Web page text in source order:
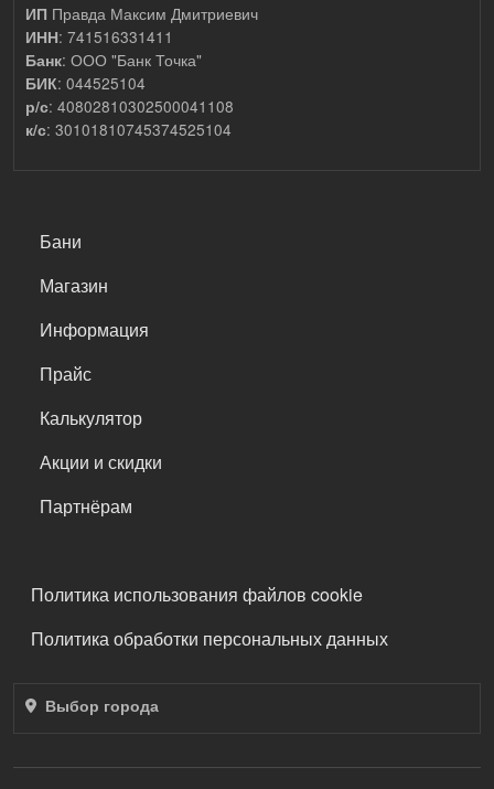
ИП Правда Максим Дмитриевич
ИНН: 741516331411
Банк: ООО "Банк Точка"
БИК: 044525104
р/с: 40802810302500041108
к/с: 30101810745374525104
САМОЕ ВАЖНОЕ
Бани
Магазин
Информация
Прайс
Калькулятор
Акции и скидки
Партнёрам
ПОДВАЛ
Политика использования файлов cookie
Политика обработки персональных данных
Выбор города